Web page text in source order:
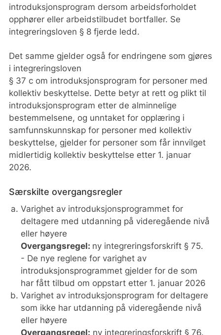
introduksjonsprogram dersom arbeidsforholdet
opphører eller arbeidstilbudet bortfaller. Se
integreringsloven § 8 fjerde ledd.
Det samme gjelder også for endringene som gjøres
i integreringsloven
§ 37 c om introduksjonsprogram for personer med
kollektiv beskyttelse. Dette betyr at rett og plikt til
introduksjonsprogram etter de alminnelige
bestemmelsene, og unntaket for opplæring i
samfunnskunnskap for personer med kollektiv
beskyttelse, gjelder for personer som får innvilget
midlertidig kollektiv beskyttelse etter 1. januar
2026.
Særskilte overgangsregler
Varighet av introduksjonsprogrammet for
deltagere med utdanning på videregående nivå
eller høyere
Overgangsregel: ny integreringsforskrift § 75.
- De nye reglene for varighet av
introduksjonsprogrammet gjelder for de som
har fått tilbud om oppstart etter 1. januar 2026
Varighet av introduksjonsprogram for deltagere
som ikke har utdanning på videregående nivå
eller høyere
Overgangsregel: ny integreringsforskrift § 76.